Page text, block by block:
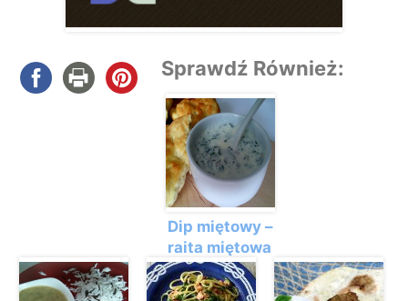
Sprawdź Również:
Dip miętowy –
raita miętowa